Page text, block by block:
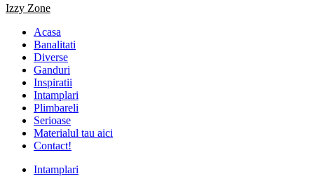
Primary
Izzy Zone
Acasa
Banalitati
Diverse
Ganduri
Inspiratii
Intamplari
Plimbareli
Serioase
Materialul tau aici
Contact!
Intamplari